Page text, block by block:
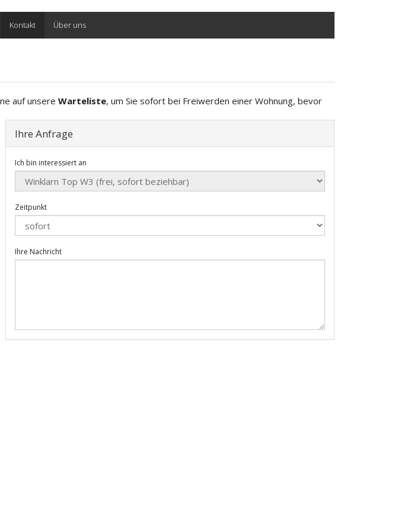
Kontakt Über uns
auf unsere Warteliste, um Sie sofort bei Freiwerden einer Wohnung, bevor
Ihre Anfrage
Ich bin interessiert an
Zeitpunkt
Ihre Nachricht